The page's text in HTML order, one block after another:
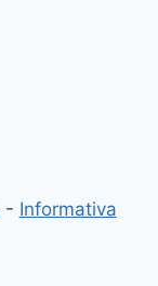
- Informativa